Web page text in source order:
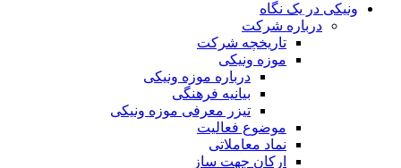
ونیکی در یک نگاه
درباره شرکت
تاریخچه شرکت
موزه ونیکی
درباره موزه ونیکی
بیانیه فرهنگی
تیزر معرفی موزه ونیکی
موضوع فعالیت
نماد معاملاتی
ارکان جهت ساز